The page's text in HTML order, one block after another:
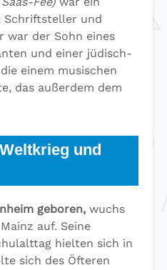
Schriftsteller und
war der Sohn eines
und einer jüdisch-
einem musischen
das außerdem dem
und
geboren, wuchs
auf. Seine
hielten sich in
sich des Öfteren